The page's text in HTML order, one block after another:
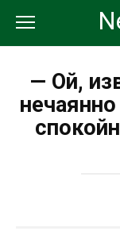
контенту
— Ой,